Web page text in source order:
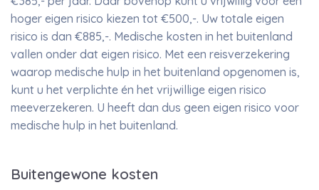
hoger eigen risico kiezen tot €500,-. Uw totale eigen
risico is dan €885,-. Medische kosten in het buitenland
vallen onder dat eigen risico. Met een reisverzekering
waarop medische hulp in het buitenland opgenomen is,
kunt u het verplichte én het vrijwillige eigen risico
meeverzekeren. U heeft dan dus geen eigen risico voor
medische hulp in het buitenland.
Buitengewone kosten